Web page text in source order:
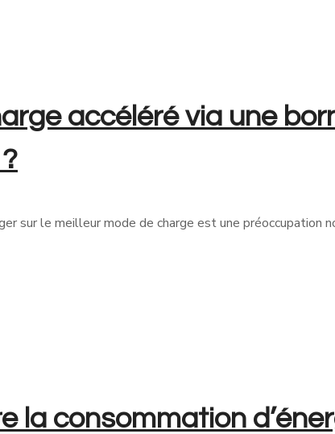
accéléré via une
sur le meilleur mode de charge est une préoccupation
la consommation